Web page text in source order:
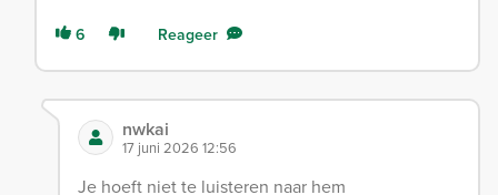
6 Reageer
nwkai
17 juni 2026 12:56
Je hoeft niet te luisteren naar hem